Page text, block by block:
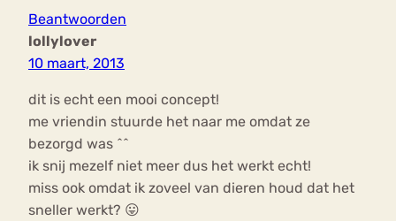
Beantwoorden
lollylover
10 maart, 2013
dit is echt een mooi concept!
me vriendin stuurde het naar me omdat ze
bezorgd was ^^
ik snij mezelf niet meer dus het werkt echt!
miss ook omdat ik zoveel van dieren houd dat het
sneller werkt? 😛